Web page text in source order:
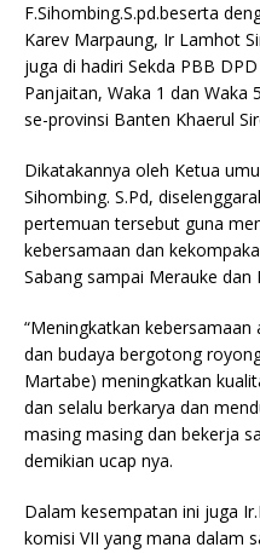
F.Sihombing.S.pd.beserta
Karev Marpaung, Ir Lamhot
juga di hadiri Sekda PBB
Panjaitan, Waka 1 dan Waka
se-provinsi Banten Khaerul
Dikatakannya oleh Ketua
Sihombing. S.Pd,
pertemuan tersebut guna
kebersamaan dan
Sabang sampai Merauke dan
“Meningkatkan
dan budaya bergotong
Martabe) meningkatkan
dan selalu berkarya dan
masing masing dan bekerja
demikian ucap nya.
Dalam kesempatan ini juga
komisi VII yang mana dalam